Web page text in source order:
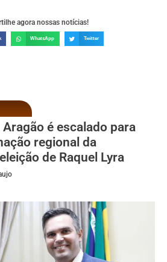
agora nossas notícias!
WhatsApp Twitter
é escalado para
regional da
de Raquel Lyra